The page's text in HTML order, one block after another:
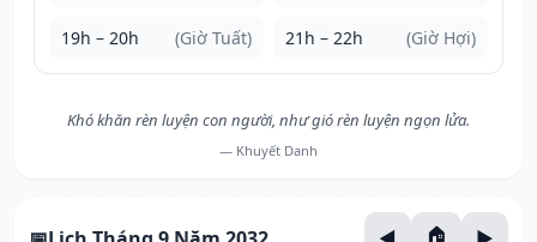
19h – 20h (Giờ Tuất) 21h – 22h (Giờ Hợi)
Khó khăn rèn luyện con người, như gió rèn luyện ngọn lửa.
— Khuyết Danh